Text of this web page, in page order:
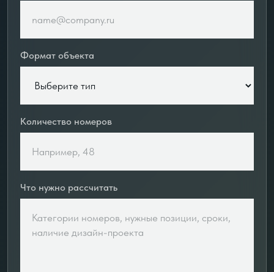
Формат объекта
Количество номеров
Что нужно рассчитать